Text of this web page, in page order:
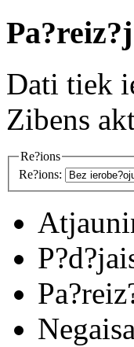
Dati tiek
Zibens
Re?ions
Re?ions: